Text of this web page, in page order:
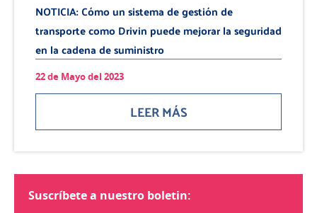
NOTICIA: Cómo un sistema de gestión de
transporte como Drivin puede mejorar la seguridad
en la cadena de suministro
22 de Mayo del 2023
LEER MÁS
Suscríbete a nuestro boletin: